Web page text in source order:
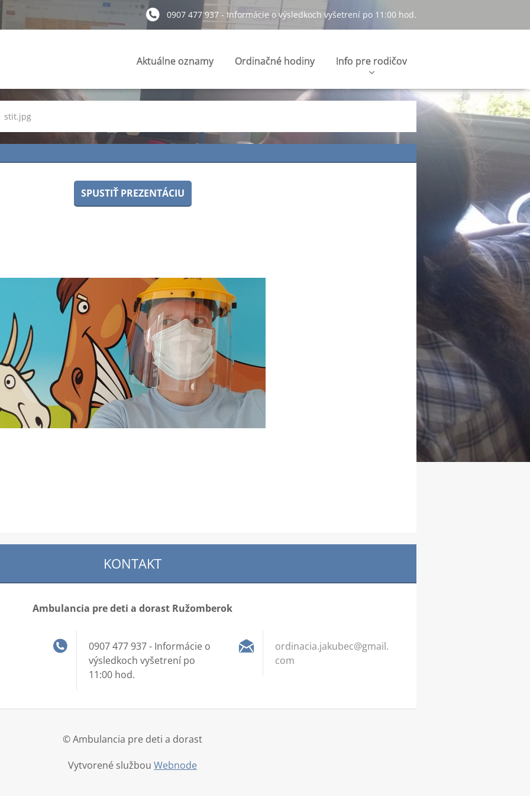
0907 477 937 - Informácie o výsledkoch vyšetrení po 11:00 hod.
Aktuálne oznamy Ordinačné hodiny Info pre rodičov
stit.jpg
SPUSTIŤ PREZENTÁCIU
KONTAKT
Ambulancia pre deti a dorast Ružomberok
0907 477 937 - Informácie o
výsledkoch vyšetrení po
11:00 hod.
ordinacia.jakubec@gmail.
com
© Ambulancia pre deti a dorast
Vytvorené službou Webnode